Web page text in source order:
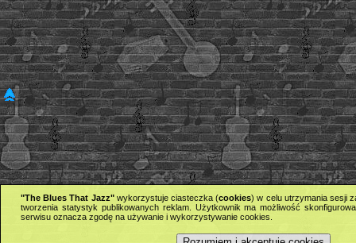
"The Blues That Jazz"wykorzystuje ciasteczka (cookies) w celu utrzymania sesji
tworzenia statystyk publikowanych reklam. Użytkownik ma możliwość
serwisu oznacza zgodę na używanie i wykorzystywanie cookies.